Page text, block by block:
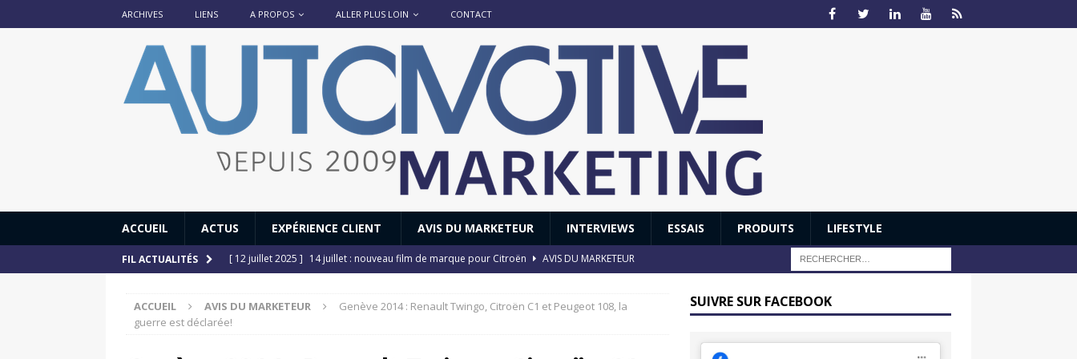
ARCHIVES LIENS A PROPOS ALLER PLUS LOIN CONTACT
ACCUEIL ACTUS EXPÉRIENCE CLIENT AVIS DU MARKETEUR INTERVIEWS ESSAIS PRODUITS LIFESTYLE
FIL ACTUALITÉS [ 12 juillet 2025 ] 14 juillet : nouveau film de marque pour Citroën
AVIS DU MARKETEUR
[ 17 juin 2025 ] Peugeot E-208 GTi : naissance d’une légende
ACTUS
ACCUEIL AVIS DU MARKETEUR
Genève 2014 : Renault Twingo, Citroën C1 et Peugeot 108, la
guerre est déclarée!
SUIVRE SUR FACEBOOK